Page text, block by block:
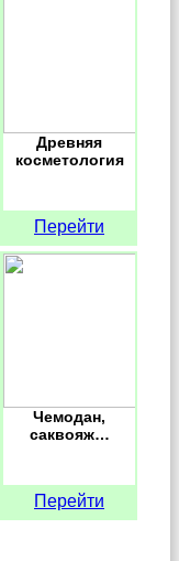
Древняя
косметология
Перейти
Чемодан,
саквояж…
Перейти